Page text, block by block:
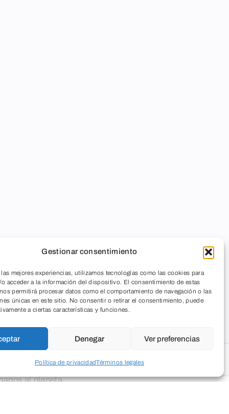
Gestionar consentimiento
las mejores experiencias, utilizamos tecnologías como las cookies para
o acceder a la información del dispositivo. El consentimiento de estas
permitirá procesar datos como el comportamiento de navegación o las
únicas en este sitio. No consentir o retirar el consentimiento, puede
a ciertas características y funciones.
Denegar Ver preferencias
Política de privacidadTérminos legales
vez presente), comenzar el proceso de recogida de
al planeta.